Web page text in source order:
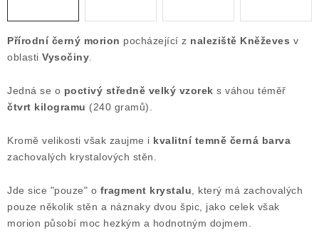
Ochrana osobních údajů
Formulář pro uplatnění reklamace
Poučení o právu na odstoupení od smlouvy
Přírodní černý morion pocházející z naleziště Kněževes v
oblasti Vysočiny
Jedná se o poctivý středně velký vzorek s váhou téměř
čtvrt kilogramu (240 gramů).
Kromě velikosti však zaujme i kvalitní temně černá barva
zachovalých krystalových stěn.
Jde sice "pouze" o fragment krystalu , který má zachovalých
pouze několik stěn a náznaky dvou špic, jako celek však
morion působí moc hezkým a hodnotným dojmem.